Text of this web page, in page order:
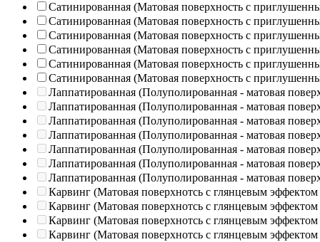
Сатинированная (Матовая поверхность с
Сатинированная (Матовая поверхность с
Сатинированная (Матовая поверхность с
Сатинированная (Матовая поверхность с
Сатинированная (Матовая поверхность с
Сатинированная (Матовая поверхность с
Лаппатированная (Полуполированная - матовая
Лаппатированная (Полуполированная - матовая
Лаппатированная (Полуполированная - матовая
Лаппатированная (Полуполированная - матовая
Лаппатированная (Полуполированная - матовая
Лаппатированная (Полуполированная - матовая
Лаппатированная (Полуполированная - матовая
Карвинг (Матовая поверхнотсь с глянцевым эффектом
Карвинг (Матовая поверхнотсь с глянцевым эффектом
Карвинг (Матовая поверхнотсь с глянцевым эффектом
Карвинг (Матовая поверхнотсь с глянцевым эффектом